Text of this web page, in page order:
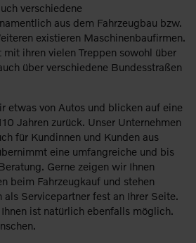
verschiedene
aus dem Fahrzeugbau bzw.
existieren Maschinenbaufirmen.
ihren vielen Treppen sowohl über
über verschiedene Bundesstraßen
etwas von Autos und blicken auf eine
Jahren zurück. Unser Unternehmen
für Kundinnen und Kunden aus
eine umfangreiche und bis
Gerne zeigen wir Ihnen
beim Fahrzeugkauf und stehen
Servicepartner fest an Ihrer Seite.
ist natürlich ebenfalls möglich.